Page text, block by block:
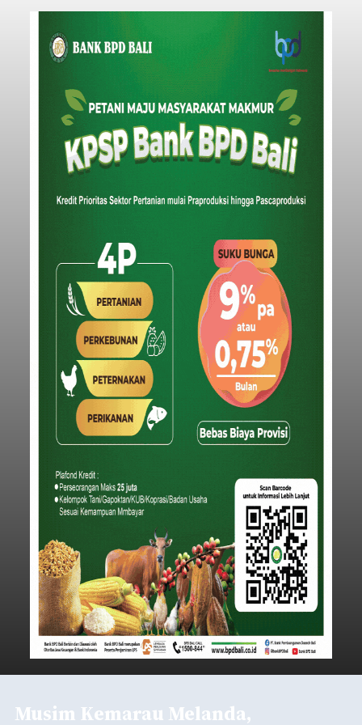
Musim Kemarau Melanda,